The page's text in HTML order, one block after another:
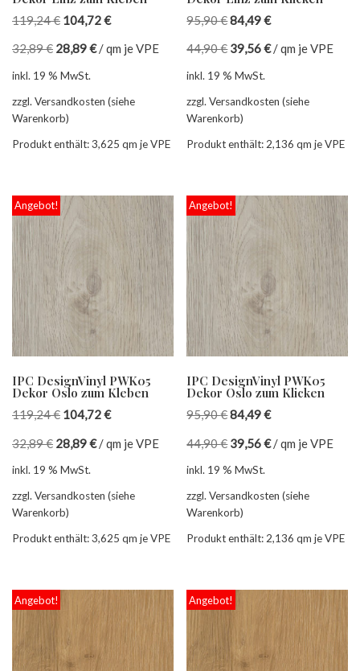
119,24€ 104,72€
32,89€ 28,89€/qm je VPE
inkl. 19 % MwSt.
zzgl. Versandkosten (siehe
Warenkorb)
Produkt enthält: 3,625 qm je VPE
95,90€84,49€
44,90€ 39,56€/qm je VPE
inkl. 19 % MwSt.
zzgl. Versandkosten (siehe
Warenkorb)
Produkt enthält: 2,136qm je VPE
Angebot!
IPC DesignVinyl PWK05
Dekor Oslo zum Kleben
119,24€ 104,72€
32,89€ 28,89€/qm je VPE
inkl. 19 % MwSt.
zzgl. Versandkosten (siehe
Warenkorb)
Produkt enthält: 3,625 qm je VPE
Angebot!
IPC DesignVinyl PWK05
Dekor Oslo zum Klicken
95,90€84,49€
44,90€ 39,56€/qm je VPE
inkl. 19 % MwSt.
zzgl. Versandkosten (siehe
Warenkorb)
Produkt enthält: 2,136qm je VPE
Angebot! Angebot!